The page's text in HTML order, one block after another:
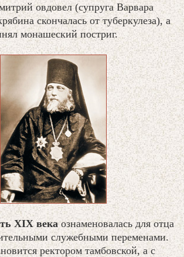
овдовел (супруга Варвара
скончалась от туберкулеза), а
монашеский постриг.
XIX векаознаменовалась для отца
служебными переменами.
ректором тамбовской, а с